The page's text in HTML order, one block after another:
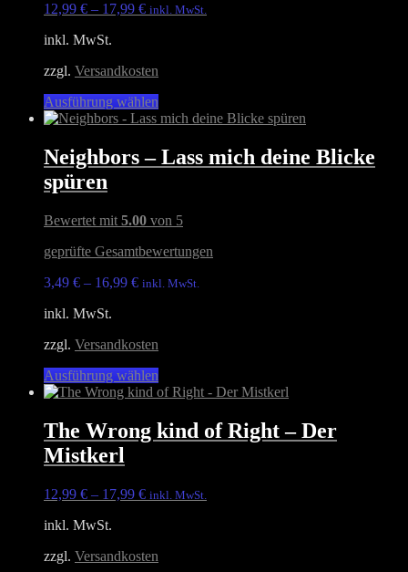
Die
der
Produktseite
gewählt
werden
12,99 € – 17,99 € inkl. MwSt.
inkl. MwSt.
zzgl. Versandkosten
Ausführung wählen
Produkt
mehrere
Varianten
Optionen
können
auf
Produktseite
Neighbors – Lass mich deine Blicke
spüren
Bewertet mit 5.00 von 5
geprüfte Gesamtbewertungen
3,49 € – 16,99 € inkl. MwSt.
inkl. MwSt.
zzgl. Versandkosten
Ausführung wählen
Produkt
mehrere
Varianten
Optionen
können
The Wrong kind of Right – Der
Mistkerl
12,99 € – 17,99 € inkl. MwSt.
inkl. MwSt.
zzgl. Versandkosten